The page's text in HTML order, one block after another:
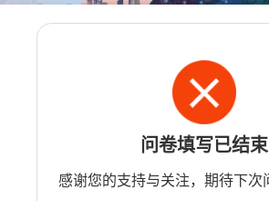
问卷填写已结束
感谢您的支持与关注，期待下次